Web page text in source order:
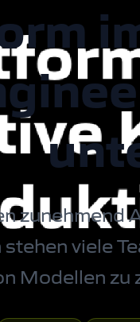
zunehmend
stehen viele
Modellen zu